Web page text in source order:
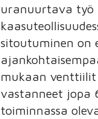
uranuurtava työ
sitoutuminen on
mukaan venttiilit
vastanneet jopa
toiminnassa